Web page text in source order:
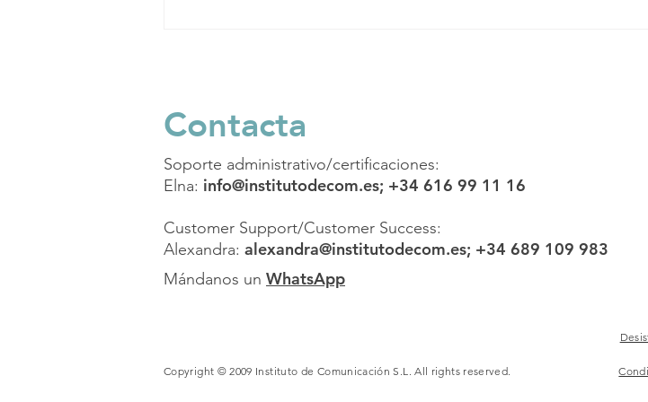
Contacta
Soporte administrativo/certificaciones:
Elna: info@institutodecom.es; +34 616 99 11 16
Customer Support/Customer Success:
Alexandra: alexandra@institutodecom.es; +34 689 109 983
Mándanos un WhatsApp
Copyright © 2009 Instituto de Comunicación S.L. All rights reserved.